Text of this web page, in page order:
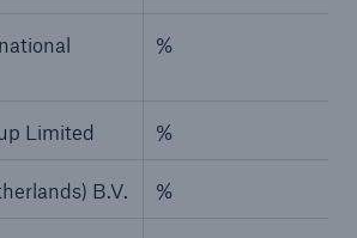
%
Limited %
B.V. %